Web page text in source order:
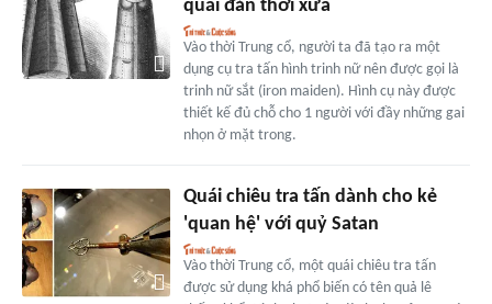
quái đản thời xưa
Vào thời Trung cổ, người ta đã tạo ra một
dụng cụ tra tấn hình trinh nữ nên được gọi là
trinh nữ sắt (iron maiden). Hình cụ này được
thiết kế đủ chỗ cho 1 người với đầy những gai
nhọn ở mặt trong.
Quái chiêu tra tấn dành cho kẻ
'quan hệ' với quỷ Satan
Vào thời Trung cổ, một quái chiêu tra tấn
được sử dụng khá phổ biến có tên quả lê